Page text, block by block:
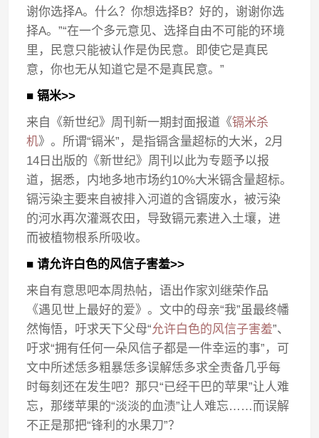
谢你选择A。什么？你想选择B？好的，谢谢你选
择A。”“在一个多元意见、选择自由不可能的环境
里，民意只能被认作是伪民意。即使它是真民
意，你也无从知道它是不是真民意。”
■ 镉米>>
来自《新世纪》周刊新一期封面报道《镉米杀
机》。所谓“镉米”，是指镉含量超标的大米，2月
14日出版的《新世纪》周刊以此为专题予以报
道，据悉，内地多地市场约10%大米镉含量超标。
镉污染主要来自被排入河道的含镉废水，被污染
的河水再次灌溉农田，导致镉元素进入土壤，进
而被植物根系所吸收。
■ 请允许白色的风信子害羞>>
来自有意思吧本周热帖，语出作家刘继荣作品
《遇见世上最好的爱》。文中的母亲“我”虽最终幡
然悔悟，吁求天下父母“允许白色的风信子害羞”、
吁求“拥有任何一朵风信子都是一件幸运的事”，可
文中所述恁多粗暴恁多误解恁多求全责备几乎每
时每刻还在发生吧？那只“已经干巴的苹果”让人难
忘，那缕苹果的“淡淡的血渍”让人难忘……而误解
不正是那把“锋利的水果刀”？